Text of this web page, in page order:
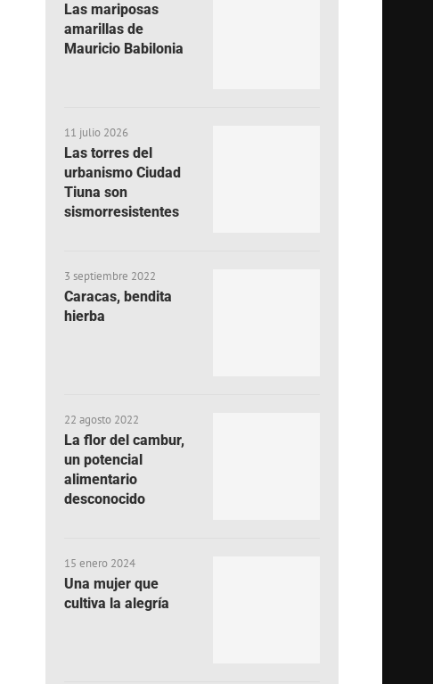
Las mariposas
amarillas de
Mauricio Babilonia
11 julio 2026
Las torres del
urbanismo Ciudad
Tiuna son
sismorresistentes
3 septiembre 2022
Caracas, bendita
hierba
22 agosto 2022
La flor del cambur,
un potencial
alimentario
desconocido
15 enero 2024
Una mujer que
cultiva la alegría